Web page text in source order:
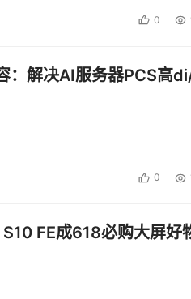
这笔收购的金额是6200万美
管理软件中加入了自动化服务器
进入了我们的视野，只是没有
0
：解决AI服务器PCS高
0
FE成618必购大屏好